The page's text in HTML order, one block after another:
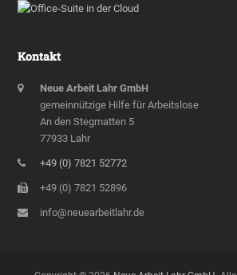
Kontakt
Neue Arbeit Lahr GmbH
gemeinnützige Hilfe für Arbeitslose
An den Stegmatten 5
77933 Lahr
+49 (0) 7821 52772
+49 (0) 7821 52896
info@neuearbeitlahr.de